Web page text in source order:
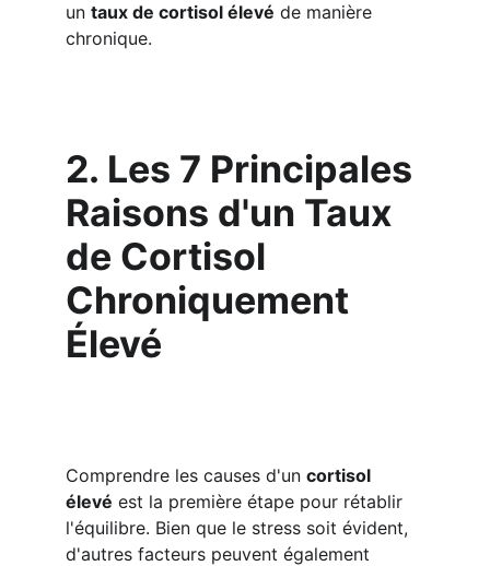
un taux de cortisol élevé de manière
chronique.
2. Les 7 Principales
Raisons d'un Taux
de Cortisol
Chroniquement
Élevé
Comprendre les causes d'un cortisol
élevé est la première étape pour rétablir
l'équilibre. Bien que le stress soit évident,
d'autres facteurs peuvent également